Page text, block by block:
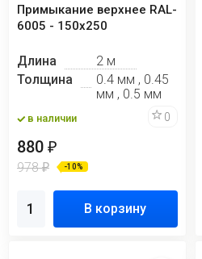
Примыкание верхнее RAL-
6005 - 150x250
Длина
2 м
Толщина
0.4 мм , 0.45
мм , 0.5 мм
в наличии 0
880 ₽
978₽ -10%
В корзину